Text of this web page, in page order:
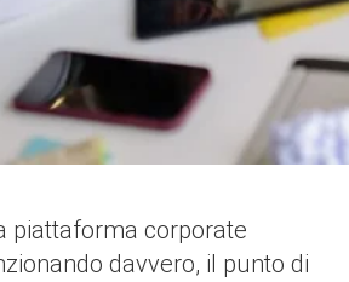
piattaforma corporate
davvero, il punto di